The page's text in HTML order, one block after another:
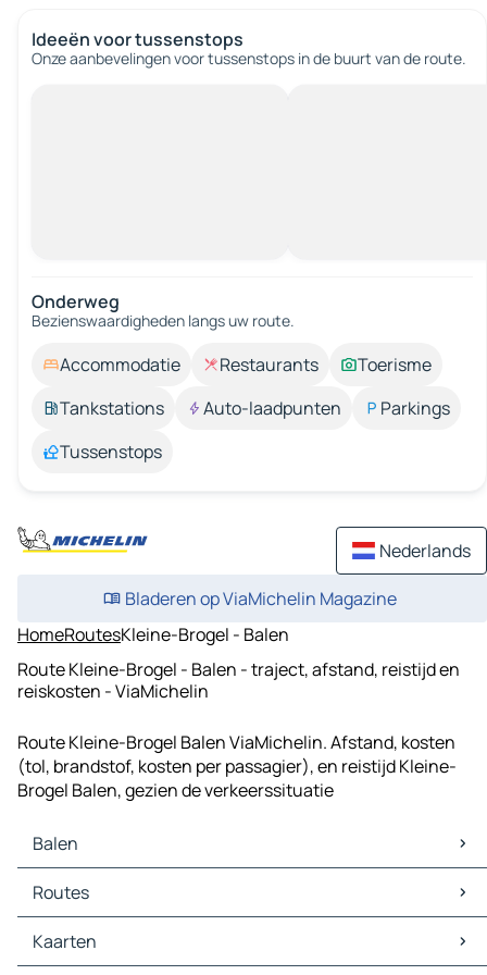
Ideeën voor tussenstops
Onze aanbevelingen voor tussenstops in de buurt van de route.
Onderweg
Bezienswaardigheden langs uw route.
Accommodatie Restaurants
Toerisme
Tankstations
Auto-laadpunten
Parkings
Tussenstops
Nederlands
Bladeren op ViaMichelin Magazine
HomeRoutesKleine-Brogel - Balen
Route Kleine-Brogel - Balen - traject, afstand, reistijd en
reiskosten - ViaMichelin
Route Kleine-Brogel Balen ViaMichelin. Afstand, kosten
(tol, brandstof, kosten per passagier), en reistijd Kleine-
Brogel Balen, gezien de verkeerssituatie
Balen
Balen Kaarten
Balen Verkeer
Balen Hotels
Balen Restaurants
Routes
Routes Balen - Hasselt
Routes Balen - Eindhoven
Kaarten